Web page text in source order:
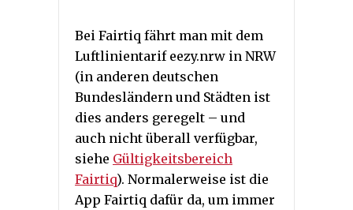
Bei Fairtiq fährt man mit dem
Luftlinientarif eezy.nrw in NRW
(in anderen deutschen
Bundesländern und Städten ist
dies anders geregelt – und
auch nicht überall verfügbar,
siehe Gültigkeitsbereich
Fairtiq). Normalerweise ist die
App Fairtiq dafür da, um immer